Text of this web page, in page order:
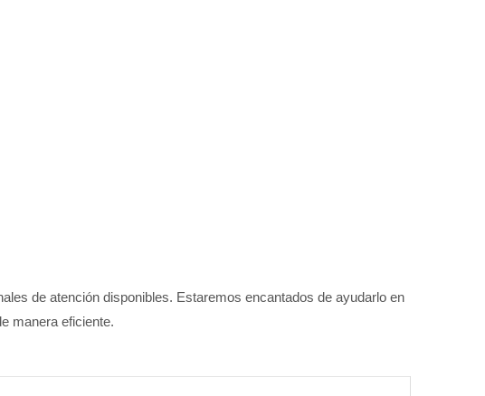
de atención disponibles. Estaremos encantados de ayudarlo en
manera eficiente.